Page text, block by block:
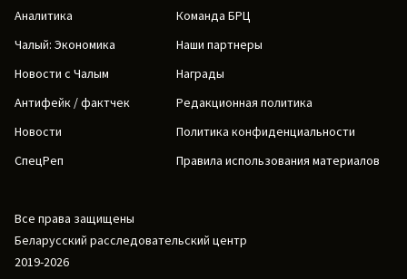
Аналитика
Чалый: Экономика
Новости с Чалым
Антифейк / фактчек
Новости
СпецРеп
Команда БРЦ
Наши партнеры
Награды
Редакционная политика
Политика конфиденциальности
Правила использования материалов
Все права защищены
Беларусский расследовательский центр
2019-2026